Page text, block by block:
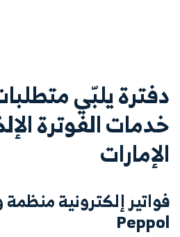
دفترة يلبّي
خدمات الفوترة
الإمارات
فواتير إلكترونية
Peppol